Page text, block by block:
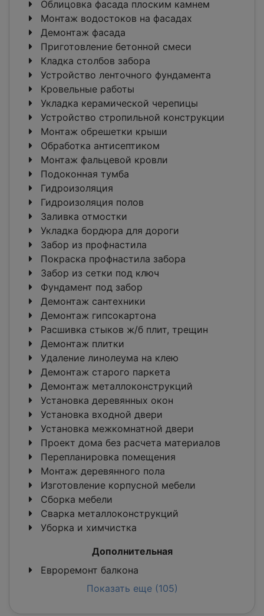
Облицовка фасада плоским камнем
Монтаж водостоков на фасадах
Демонтаж фасада
Приготовление бетонной смеси
Кладка столбов забора
Устройство ленточного фундамента
Кровельные работы
Укладка керамической черепицы
Устройство стропильной конструкции
Монтаж обрешетки крыши
Обработка антисептиком
Монтаж фальцевой кровли
Подоконная тумба
Гидроизоляция
Гидроизоляция полов
Заливка отмостки
Укладка бордюра для дороги
Забор из профнастила
Покраска профнастила забора
Забор из сетки под ключ
Фундамент под забор
Демонтаж сантехники
Демонтаж гипсокартона
Расшивка стыков ж/б плит, трещин
Демонтаж плитки
Удаление линолеума на клею
Демонтаж старого паркета
Демонтаж металлоконструкций
Установка деревянных окон
Установка входной двери
Установка межкомнатной двери
Проект дома без расчета материалов
Перепланировка помещения
Монтаж деревянного пола
Изготовление корпусной мебели
Сборка мебели
Сварка металлоконструкций
Уборка и химчистка
Дополнительная
Евроремонт балкона
Показать еще (105)